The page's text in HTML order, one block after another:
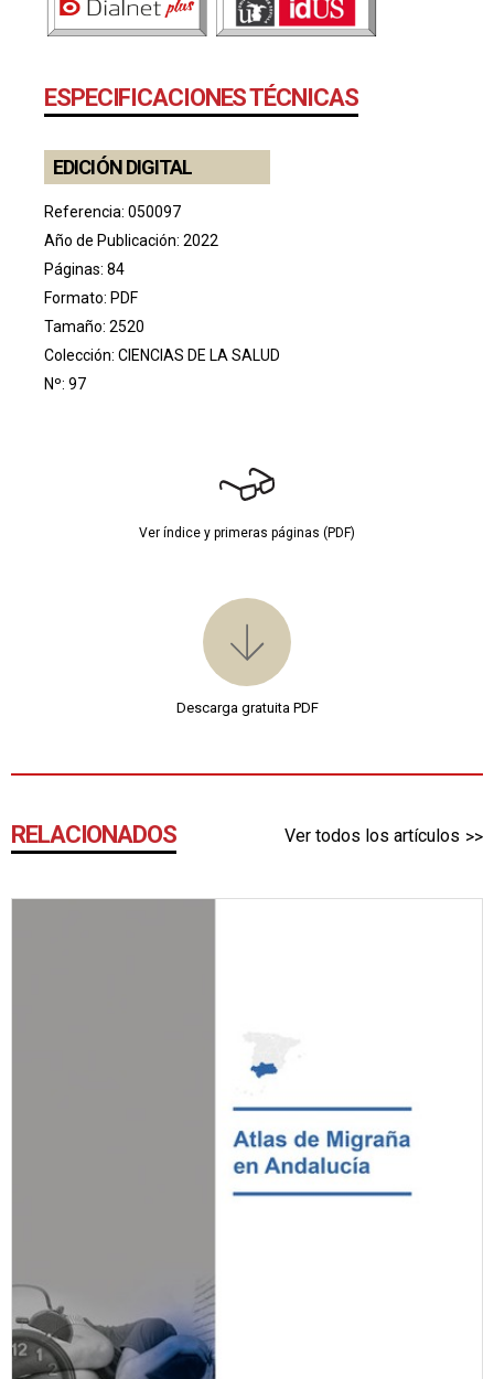
ESPECIFICACIONES TÉCNICAS
EDICIÓN DIGITAL
Referencia: 050097
Año de Publicación: 2022
Páginas: 84
Formato: PDF
Tamaño: 2520
Colección: CIENCIAS DE LA SALUD
Nº: 97
Ver índice y primeras páginas (PDF)
Descarga gratuita PDF
RELACIONADOS Ver todos los artículos